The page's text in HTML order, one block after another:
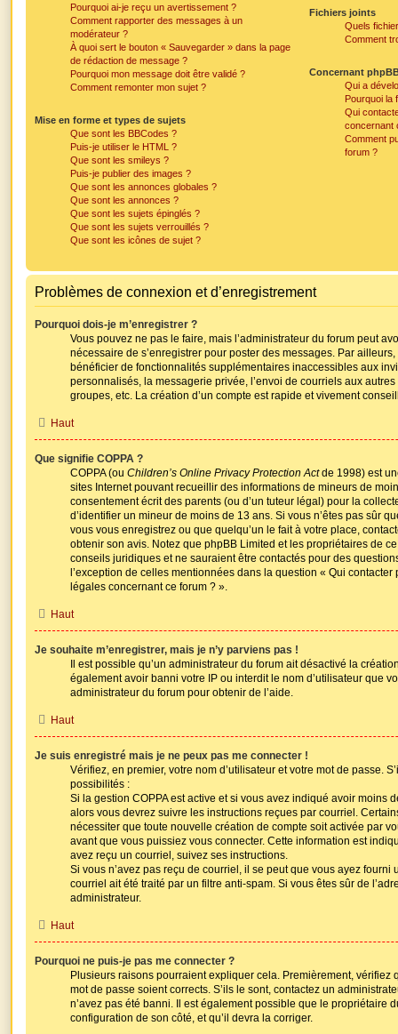
Pourquoi ai-je reçu un avertissement ?
Comment rapporter des messages à un
modérateur ?
À quoi sert le bouton « Sauvegarder » dans la page
de rédaction de message ?
Pourquoi mon message doit être validé ?
Comment remonter mon sujet ?
Mise en forme et types de sujets
Que sont les BBCodes ?
Puis-je utiliser le HTML ?
Que sont les smileys ?
Puis-je publier des images ?
Que sont les annonces globales ?
Que sont les annonces ?
Que sont les sujets épinglés ?
Que sont les sujets verrouillés ?
Que sont les icônes de sujet ?
Fichiers joints
Quels
Comment
Concernant
Qui a
Pourquoi la
Qui
concernant
Comment
forum ?
Problèmes de connexion et d’enregistrement
Pourquoi dois-je m’enregistrer ?
Vous pouvez ne pas le faire, mais l’administrateur du forum peut
nécessaire de s’enregistrer pour poster des messages. Par
bénéficier de fonctionnalités supplémentaires inaccessibles aux
personnalisés, la messagerie privée, l’envoi de courriels aux
groupes, etc. La création d’un compte est rapide et vivement
Haut
Que signifie COPPA ?
COPPA (ou Children’s Online Privacy Protection Actde 1998) est
sites Internet pouvant recueillir des informations de mineurs de
consentement écrit des parents (ou d’un tuteur légal) pour la
d’identifier un mineur de moins de 13 ans. Si vous n’êtes pas sûr
vous vous enregistrez ou que quelqu’un le fait à votre place,
obtenir son avis. Notez que phpBB Limited et les propriétaires de
conseils juridiques et ne sauraient être contactés pour des
l’exception de celles mentionnées dans la question « Qui
légales concernant ce forum ? ».
Haut
Je souhaite m’enregistrer, mais je n’y parviens pas !
Il est possible qu’un administrateur du forum ait désactivé la
également avoir banni votre IP ou interdit le nom d’utilisateur que
administrateur du forum pour obtenir de l’aide.
Haut
Je suis enregistré mais je ne peux pas me connecter !
Vérifiez, en premier, votre nom d’utilisateur et votre mot de passe.
possibilités :
Si la gestion COPPA est active et si vous avez indiqué avoir moins
alors vous devrez suivre les instructions reçues par courriel.
nécessiter que toute nouvelle création de compte soit activée par
avant que vous puissiez vous connecter. Cette information est
avez reçu un courriel, suivez ses instructions.
Si vous n’avez pas reçu de courriel, il se peut que vous ayez
courriel ait été traité par un filtre anti-spam. Si vous êtes sûr de
administrateur.
Haut
Pourquoi ne puis-je pas me connecter ?
Plusieurs raisons pourraient expliquer cela. Premièrement, vérifiez
mot de passe soient corrects. S’ils le sont, contactez un
n’avez pas été banni. Il est également possible que le propriétaire
configuration de son côté, et qu’il devra la corriger.